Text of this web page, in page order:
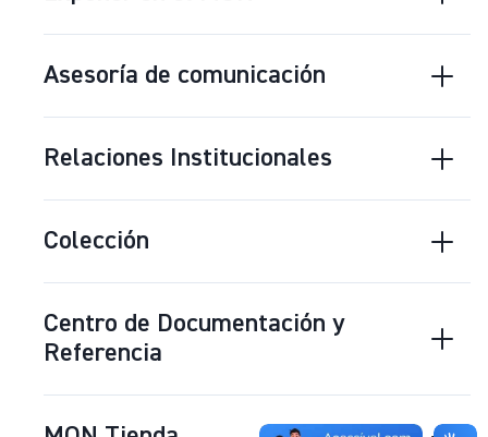
Asesoría de comunicación
Relaciones Institucionales
Colección
Centro de Documentación y
Referencia